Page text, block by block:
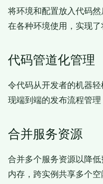
将环境和配置放入代码
在各种环境使用，实现
代码管道化管理
令代码从开发者的机器
现端到端的发布流程管理
合并服务资源
合并多个服务资源以降
内存，跨实例共享多个